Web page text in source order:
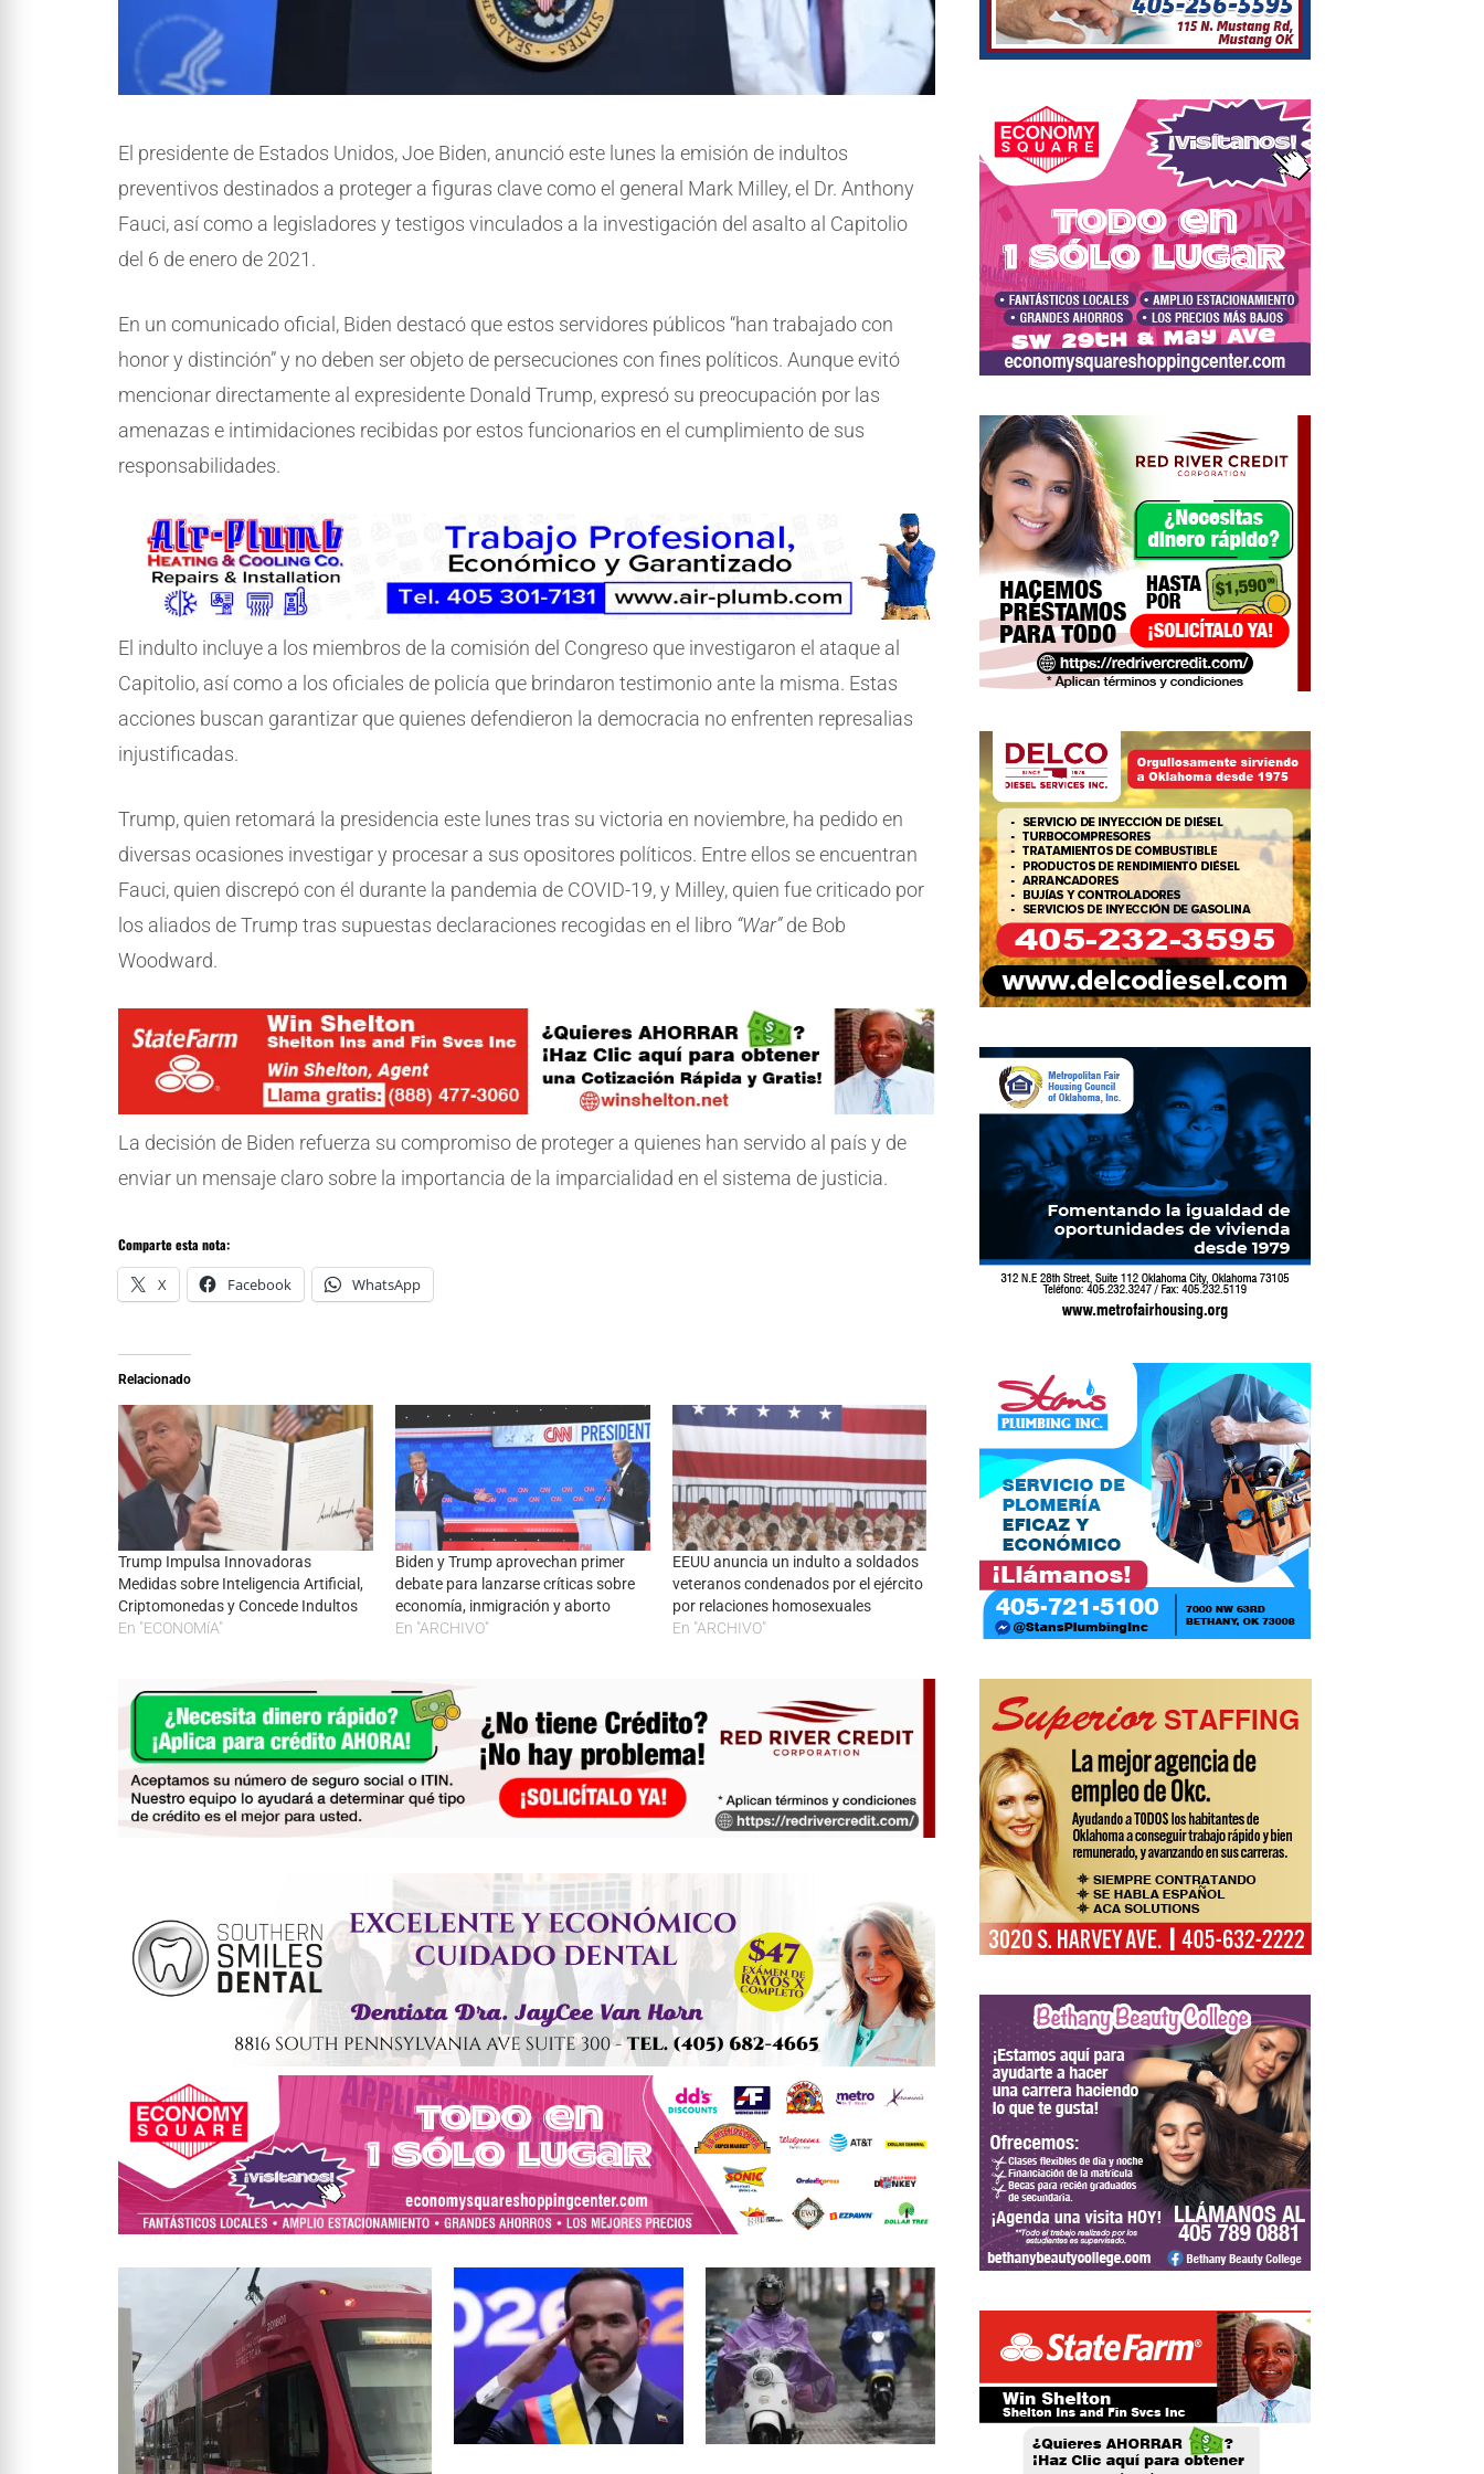
El presidente de Estados Unidos, Joe Biden, anunció este lunes la emisión de indultos
preventivos destinados a proteger a figuras clave como el general Mark Milley, el Dr. Anthony
Fauci, así como a legisladores y testigos vinculados a la investigación del asalto al Capitolio
del 6 de enero de 2021.
En un comunicado oficial, Biden destacó que estos servidores públicos “han trabajado con
honor y distinción” y no deben ser objeto de persecuciones con fines políticos. Aunque evitó
mencionar directamente al expresidente Donald Trump, expresó su preocupación por las
amenazas e intimidaciones recibidas por estos funcionarios en el cumplimiento de sus
responsabilidades.
El indulto incluye a los miembros de la comisión del Congreso que investigaron el ataque al
Capitolio, así como a los oficiales de policía que brindaron testimonio ante la misma. Estas
acciones buscan garantizar que quienes defendieron la democracia no enfrenten represalias
injustificadas.
Trump, quien retomará la presidencia este lunes tras su victoria en noviembre, ha pedido en
diversas ocasiones investigar y procesar a sus opositores políticos. Entre ellos se encuentran
Fauci, quien discrepó con él durante la pandemia de COVID-19, y Milley, quien fue criticado por
los aliados de Trump tras supuestas declaraciones recogidas en el libro “War”de Bob
Woodward.
La decisión de Biden refuerza su compromiso de proteger a quienes han servido al país y de
enviar un mensaje claro sobre la importancia de la imparcialidad en el sistema de justicia.
Comparte esta nota:
X Facebook WhatsApp
Relacionado
Trump Impulsa Innovadoras
Medidas sobre Inteligencia Artificial,
Criptomonedas y Concede Indultos
En "ECONOMíA"
Biden y Trump aprovechan primer
debate para lanzarse críticas sobre
economía, inmigración y aborto
En "ARCHIVO"
EEUU anuncia un indulto a soldados
veteranos condenados por el ejército
por relaciones homosexuales
En "ARCHIVO"